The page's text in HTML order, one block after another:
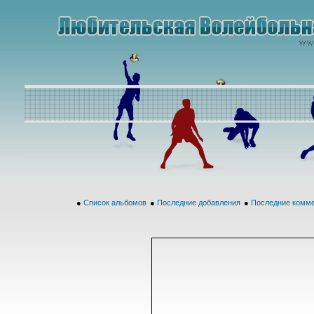
● Список альбомов ● Последние добавления ● Последние